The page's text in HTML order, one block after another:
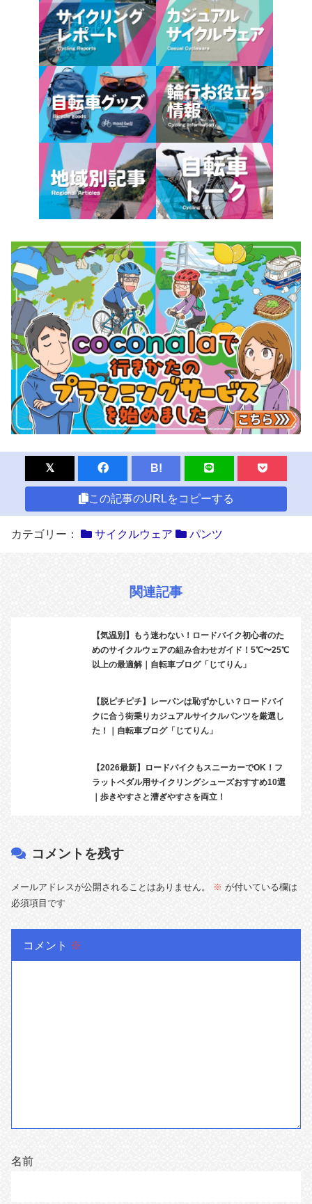
B!
この記事のURLをコピーする
カテゴリー： サイクルウェア パンツ
関連記事
【気温別】もう迷わない！ロードバイク初心者のた
めのサイクルウェアの組み合わせガイド！5℃〜25℃
以上の最適解｜自転車ブログ「じてりん」
【脱ピチピチ】レーパンは恥ずかしい？ロードバイ
クに合う街乗りカジュアルサイクルパンツを厳選し
た！｜自転車ブログ「じてりん」
【2026最新】ロードバイクもスニーカーでOK！フ
ラットペダル用サイクリングシューズおすすめ10選
｜歩きやすさと漕ぎやすさを両立！
コメントを残す
メールアドレスが公開されることはありません。 ※ が付いている欄は
必須項目です
コメント ※
名前